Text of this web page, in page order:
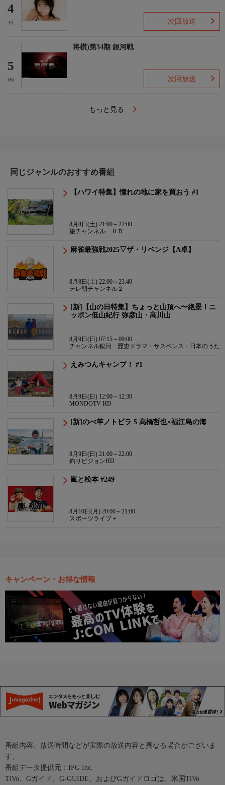
4
(-) 次回放送
5
(6)
将棋)第34期 銀河戦
次回放送
もっと見る
同じジャンルのおすすめ番組
【ハワイ特集】憧れの地に家を買おう #1
8月8日(土) 21:00～22:00
旅チャンネル ＨＤ
麻雀最強戦2025▽ザ・リベンジ【A卓】
8月8日(土) 22:00～23:40
テレ朝チャンネル２
[新]【山の日特集】ちょっと山頂へ〜絶景！ニ
ッポン低山紀行 弥彦山・高川山
8月9日(日) 07:15～09:00
チャンネル銀河 歴史ドラマ・サスペンス・日本のうた
えみつんキャンプ！ #1
8月9日(日) 12:00～12:30
MONDOTV HD
[新]のべ竿ノトビラ 5 高橋哲也×福江島の海
8月9日(日) 21:00～22:00
釣りビジョンHD
嵐と松本 #249
8月10日(月) 20:00～21:00
スポーツライブ＋
キャンペーン・お得な情報
番組内容、放送時間などが実際の放送内容と異なる場合がございま
す。
番組データ提供元：IPG Inc.
TiVo、Gガイド、G-GUIDE、およびGガイドロゴは、米国TiVo